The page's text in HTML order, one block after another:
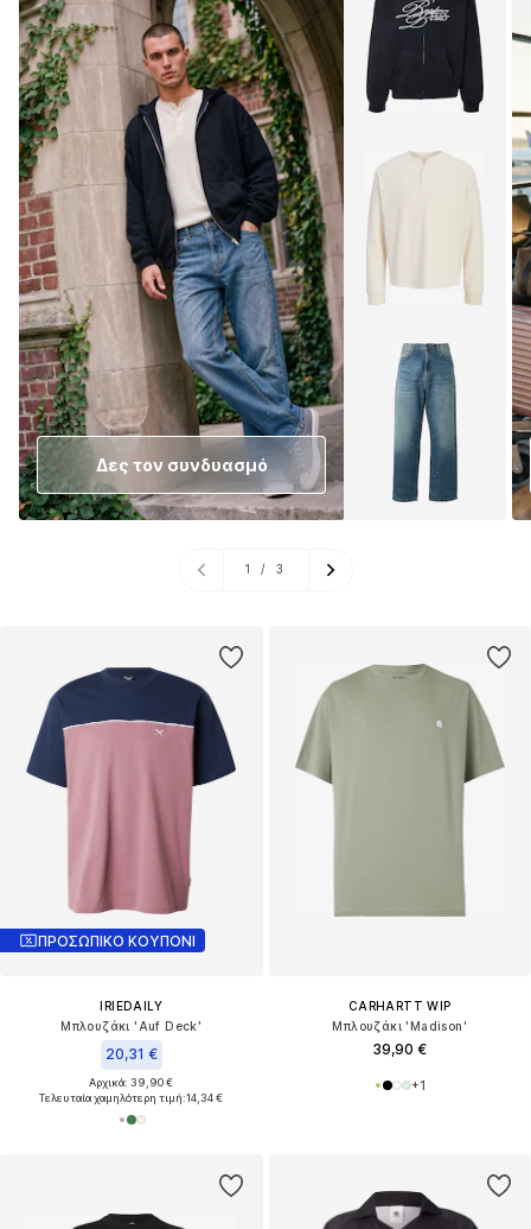
Δες τον συνδυασμό
1 / 3
ΠΡΟΣΩΠΙΚΟ ΚΟΥΠΟΝΙ
IRIEDAILY
Μπλουζάκι 'Auf Deck'
20,31 €
Αρχικά: 39,90 €
Τελευταία χαμηλότερη τιμή:14,34 €
CARHARTT WIP
Μπλουζάκι 'Madison'
39,90 €
+1